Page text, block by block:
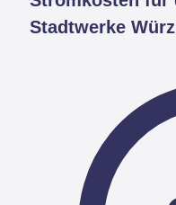
Stadtwerke